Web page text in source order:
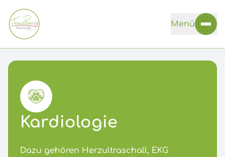
Menü
Kardiologie
Dazu gehören Herzultraschall, EKG